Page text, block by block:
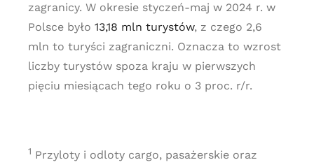
zagranicy. W okresie styczeń-maj w 2024 r. w
Polsce było 13,18 mln turystów, z czego 2,6
mln to turyści zagraniczni. Oznacza to wzrost
liczby turystów spoza kraju w pierwszych
pięciu miesiącach tego roku o 3 proc. r/r.
1 Przyloty i odloty cargo, pasażerskie oraz